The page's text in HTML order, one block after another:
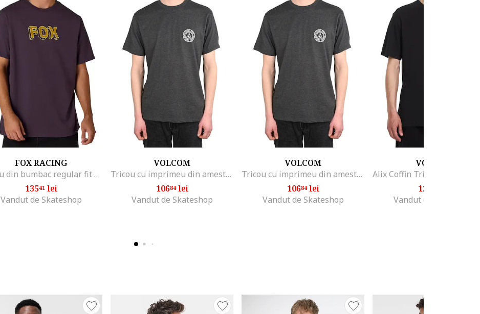
FOX RACING
Tricou din bumbac regular fit cu imprimeu
13541lei
Vandut de Skateshop
VOLCOM
Tricou cu imprimeu din amestec de bumbac,
10684lei
Vandut de Skateshop
VOLCOM
Tricou cu imprimeu din amestec de bumbac
10684lei
Vandut de Skateshop
VOLCOM
124
Vandut de Skateshop